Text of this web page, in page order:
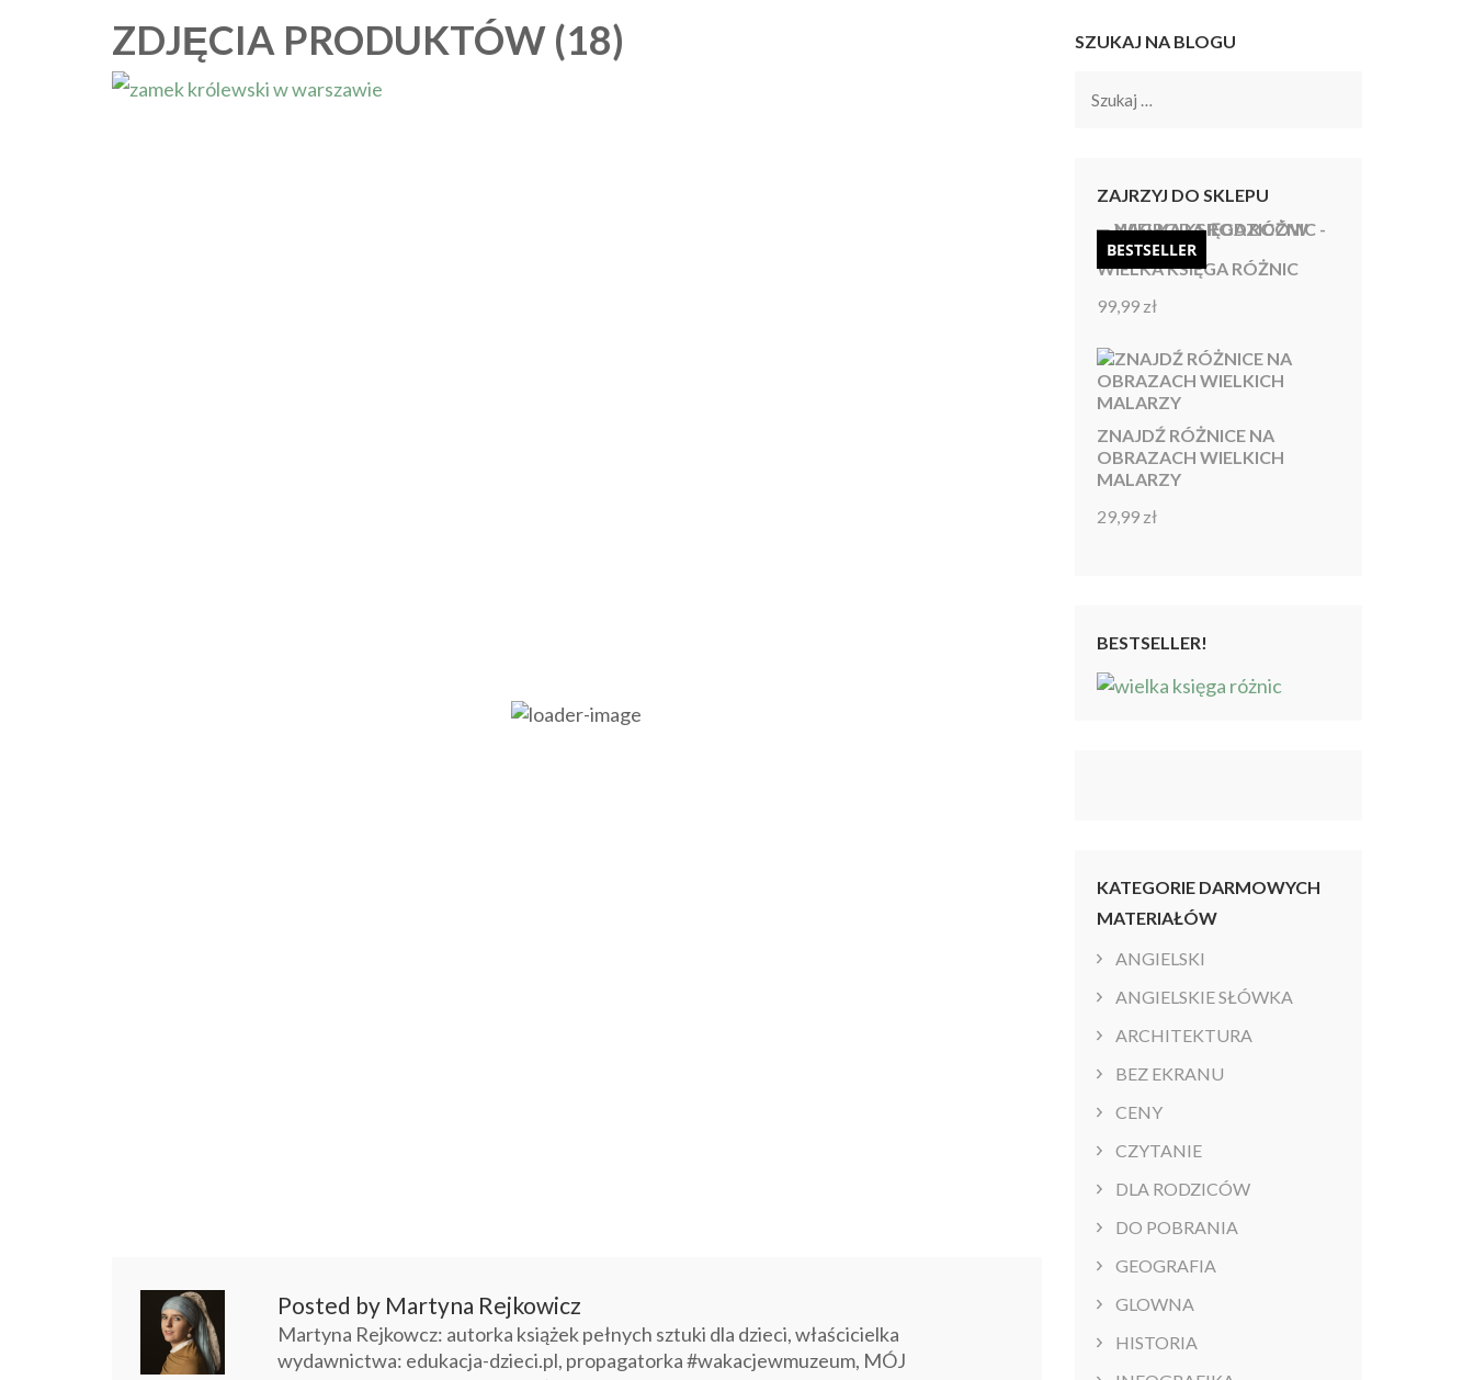
ZDJĘCIA PRODUKTÓW (18)
BESTSELLER
Posted by Martyna Rejkowicz
Martyna Rejkowcz: autorka książek pełnych sztuki dla dzieci, właścicielka
wydawnictwa: edukacja-dzieci.pl, propagatorka #wakacjewmuzeum, MÓJ
SZUKAJ NA BLOGU
Szukaj:
ZAJRZYJ DO SKLEPU
BESTSELLER
WIELKA KSIĘGA RÓŻNIC
Oceniono
99,99 zł
ZNAJDŹ RÓŻNICE NA
OBRAZACH WIELKICH
MALARZY
Oceniono
29,99 zł
BESTSELLER!
KATEGORIE DARMOWYCH
MATERIAŁÓW
ANGIELSKI
ANGIELSKIE SŁÓWKA
ARCHITEKTURA
BEZ EKRANU
CENY
CZYTANIE
DLA RODZICÓW
DO POBRANIA
GEOGRAFIA
GLOWNA
HISTORIA